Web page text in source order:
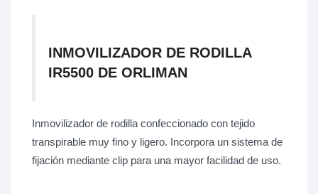
INMOVILIZADOR DE RODILLA
IR5500 DE ORLIMAN
Inmovilizador de rodilla confeccionado con tejido
transpirable muy fino y ligero. Incorpora un sistema de
fijación mediante clip para una mayor facilidad de uso.